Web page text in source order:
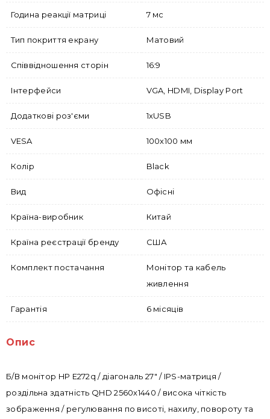
Година реакції матриці 7 мс
Тип покриття екрану Матовий
Співвідношення сторін 16:9
Інтерфейси VGA, HDMI, Display Port
Додаткові роз'єми 1хUSB
VESA 100х100 мм
Колір Black
Вид Офісні
Країна-виробник Китай
Країна реєстрації бренду США
Комплект постачання
Монітор та кабель
живлення
Гарантія 6 місяців
Опис
Б/В монітор HP E272q / діагональ 27" / IPS-матриця /
роздільна здатність QHD 2560х1440 / висока чіткість
зображення / регулювання по висоті, нахилу, повороту та